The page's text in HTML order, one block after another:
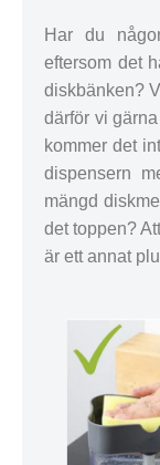
Har du
eftersom det
diskbänken?
därför vi
kommer det
dispensern
mängd
det toppen?
är ett annat